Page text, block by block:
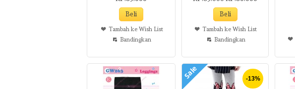
Tambah ke Wish List
Bandingkan
Tambah ke Wish List
Bandingkan
-13%
Sale